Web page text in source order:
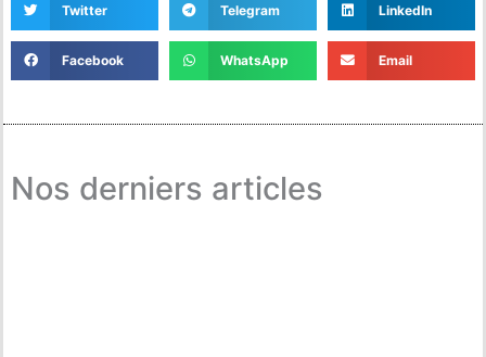
Twitter Telegram LinkedIn
Facebook WhatsApp Email
Nos derniers articles